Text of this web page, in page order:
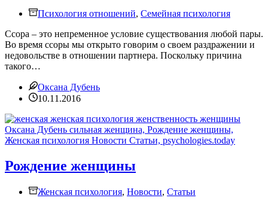
Психология отношений, Семейная психология
Ссора – это непременное условие существования любой пары.
Во время ссоры мы открыто говорим о своем раздражении и
недовольстве в отношении партнера. Поскольку причина
такого…
Оксана Дубень
10.11.2016
Рождение женщины
Женская психология, Новости, Статьи